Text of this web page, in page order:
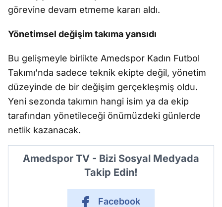
görevine devam etmeme kararı aldı.
Yönetimsel değişim takıma yansıdı
Bu gelişmeyle birlikte Amedspor Kadın Futbol
Takımı’nda sadece teknik ekipte değil, yönetim
düzeyinde de bir değişim gerçekleşmiş oldu.
Yeni sezonda takımın hangi isim ya da ekip
tarafından yönetileceği önümüzdeki günlerde
netlik kazanacak.
Amedspor TV - Bizi Sosyal Medyada
Takip Edin!
Facebook